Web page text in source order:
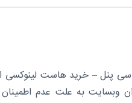
پنل – خرید هاست لینوکسی
وبسایت به علت عدم